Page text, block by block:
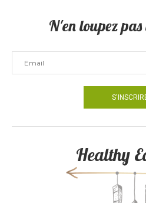
N'en loupez
Healthy